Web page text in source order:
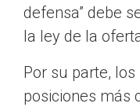
defensa” debe
la ley de la
Por su parte,
posiciones más